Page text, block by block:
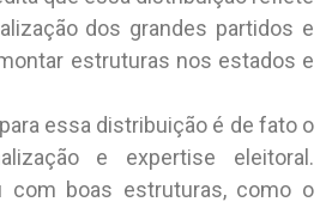
dos grandes partidos e
estruturas nos estados e
essa distribuição é de fato o
e expertise eleitoral.
com boas estruturas, como o